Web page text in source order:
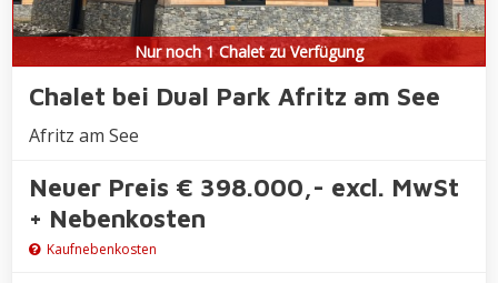
Nur noch 1 Chalet zu Verfügung
Chalet bei Dual Park Afritz am See
Afritz am See
Neuer Preis € 398.000,- excl. MwSt
+ Nebenkosten
Kaufnebenkosten